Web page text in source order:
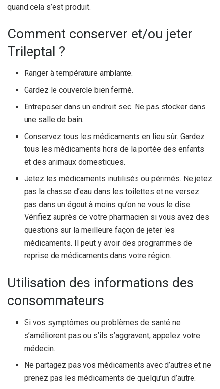
quand cela s’est produit.
Comment conserver et/ou jeter
Trileptal ?
Ranger à température ambiante.
Gardez le couvercle bien fermé.
Entreposer dans un endroit sec. Ne pas stocker dans
une salle de bain.
Conservez tous les médicaments en lieu sûr. Gardez
tous les médicaments hors de la portée des enfants
et des animaux domestiques.
Jetez les médicaments inutilisés ou périmés. Ne jetez
pas la chasse d’eau dans les toilettes et ne versez
pas dans un égout à moins qu’on ne vous le dise.
Vérifiez auprès de votre pharmacien si vous avez des
questions sur la meilleure façon de jeter les
médicaments. Il peut y avoir des programmes de
reprise de médicaments dans votre région.
Utilisation des informations des
consommateurs
Si vos symptômes ou problèmes de santé ne
s’améliorent pas ou s’ils s’aggravent, appelez votre
médecin.
Ne partagez pas vos médicaments avec d’autres et ne
prenez pas les médicaments de quelqu’un d’autre.